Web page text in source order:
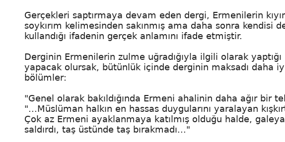
Gerçekleri saptırmaya devam eden dergi, Ermenilerin
soykırım kelimesinden sakınmış ama daha sonra kendisi
kullandığı ifadenin gerçek anlamını ifade etmiştir.
Derginin Ermenilerin zulme uğradığıyla ilgili olarak
yapacak olursak, bütünlük içinde derginin maksadı daha
bölümler:
"Genel olarak bakıldığında Ermeni ahalinin daha ağır bir
"...Müslüman halkın en hassas duygularını yaralayan
Çok az Ermeni ayaklanmaya katılmış olduğu halde,
saldırdı, taş üstünde taş bırakmadı..."